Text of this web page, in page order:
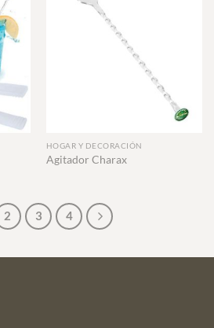
HOGAR Y DECORACIÓN
Agitador Charax
2 3 4